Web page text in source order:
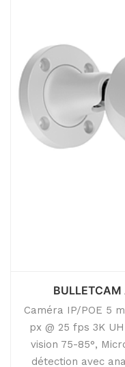
Caméra IP/POE 5
px @ 25 fps 3K
vision 75-85°,
détection avec